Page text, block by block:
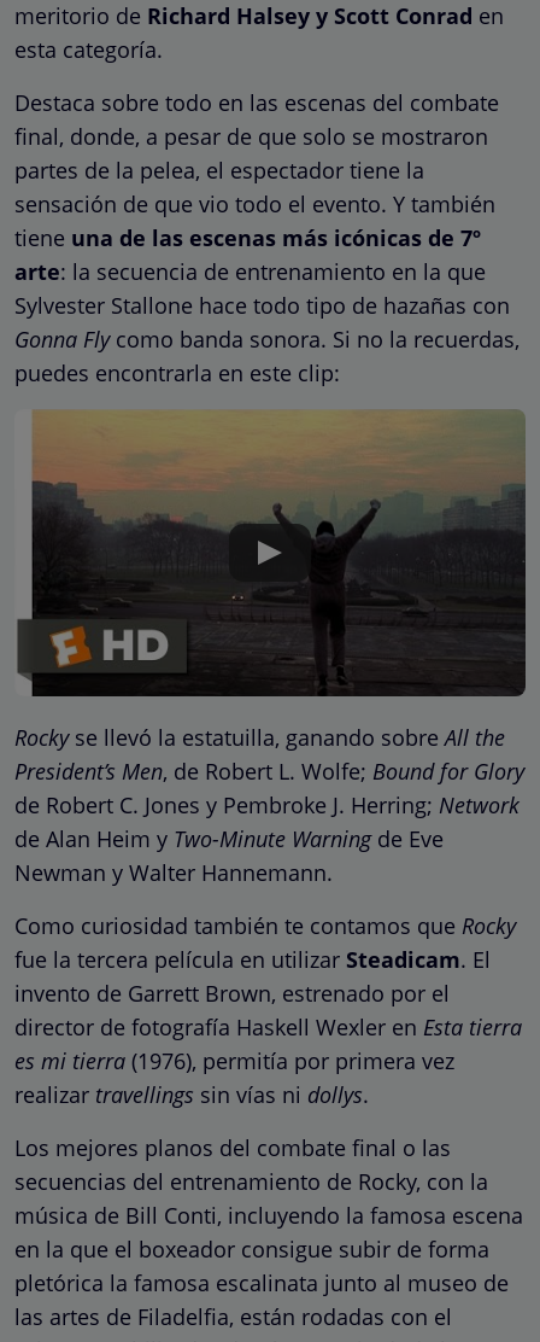
meritorio de Richard Halsey y Scott Conrad en
esta categoría.
Destaca sobre todo en las escenas del combate
final, donde, a pesar de que solo se mostraron
partes de la pelea, el espectador tiene la
sensación de que vio todo el evento. Y también
tiene una de las escenas más icónicas de 7º
arte: la secuencia de entrenamiento en la que
Sylvester Stallone hace todo tipo de hazañas con
Gonna Flycomo banda sonora. Si no la recuerdas,
puedes encontrarla en este clip:
Rockyse llevó la estatuilla, ganando sobreAll the
President’s Men, de Robert L. Wolfe; Bound for Glory
de Robert C. Jones y Pembroke J. Herring; Network
de Alan Heim y Two-Minute Warningde Eve
Newman y Walter Hannemann.
Como curiosidad también te contamos que Rocky
fue la tercera película en utilizar Steadicam. El
invento de Garrett Brown, estrenado por el
director de fotografía Haskell Wexler en Esta tierra
es mi tierra (1976), permitía por primera vez
realizar travellings sin vías ni dollys.
Los mejores planos del combate final o las
secuencias del entrenamiento de Rocky, con la
música de Bill Conti, incluyendo la famosa escena
en la que el boxeador consigue subir de forma
pletórica la famosa escalinata junto al museo de
las artes de Filadelfia, están rodadas con el